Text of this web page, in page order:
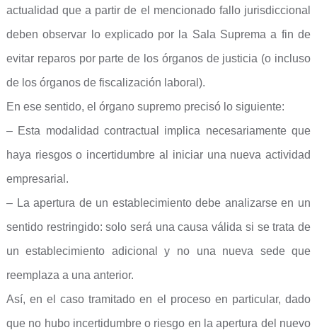
actualidad que a partir de el mencionado fallo jurisdiccional
deben observar lo explicado por la Sala Suprema a fin de
evitar reparos por parte de los órganos de justicia (o incluso
de los órganos de fiscalización laboral).
En ese sentido, el órgano supremo precisó lo siguiente:
– Esta modalidad contractual implica necesariamente que
haya riesgos o incertidumbre al iniciar una nueva actividad
empresarial.
– La apertura de un establecimiento debe analizarse en un
sentido restringido: solo será una causa válida si se trata de
un establecimiento adicional y no una nueva sede que
reemplaza a una anterior.
Así, en el caso tramitado en el proceso en particular, dado
que no hubo incertidumbre o riesgo en la apertura del nuevo